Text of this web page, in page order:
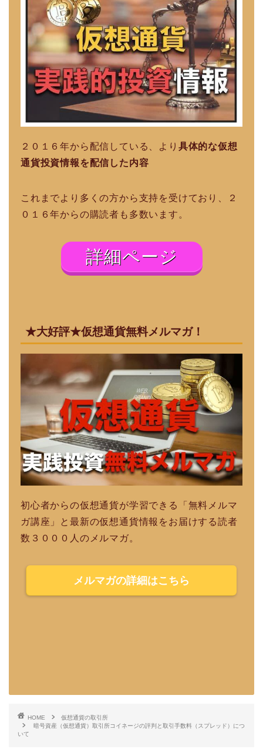
２０１６年から配信している、より 具体的な仮想
通貨投資情報を配信した内容
これまでより多くの方から支持を受けており、２
０１６年からの購読者も多数います。
詳細ページ
★大好評★仮想通貨無料メルマガ！
初心者からの仮想通貨が学習できる「無料メルマ
ガ講座」と最新の仮想通貨情報をお届けする読者
数３０００人のメルマガ。
メルマガの詳細はこちら
HOME
仮想通貨の取引所
暗号資産（仮想通貨）取引所コイネージの評判と取引手数料（スプレッド）につ
いて